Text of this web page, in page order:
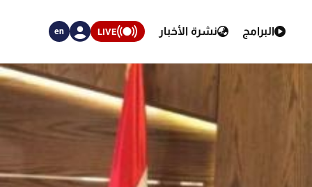
البرامج نشرة الأخبار LIVE
en